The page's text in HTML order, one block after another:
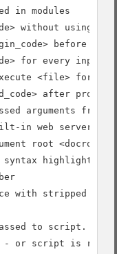
in modules
without using
before
for every input
<file> for
after
arguments from
in web server.
root <docroot>
highlighted
with stripped
to script. Use
or script is read